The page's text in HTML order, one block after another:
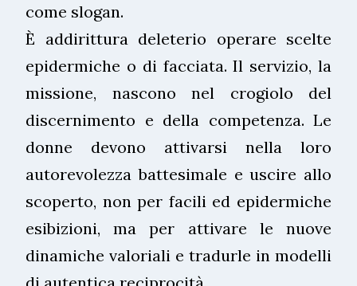
come slogan.
È addirittura deleterio operare scelte
epidermiche o di facciata. Il servizio, la
missione, nascono nel crogiolo del
discernimento e della competenza. Le
donne devono attivarsi nella loro
autorevolezza battesimale e uscire allo
scoperto, non per facili ed epidermiche
esibizioni, ma per attivare le nuove
dinamiche valoriali e tradurle in modelli
di autentica reciprocità.